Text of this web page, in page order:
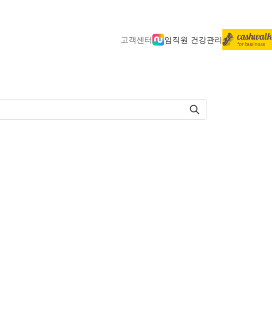
고객센터 임직원 건강관리